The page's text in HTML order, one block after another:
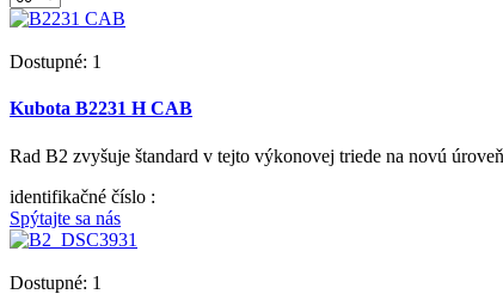
Dostupné: 1
Kubota B2231 H CAB
Rad B2 zvyšuje štandard v tejto výkonovej triede na novú
identifikačné číslo :
Spýtajte sa nás
Dostupné: 1